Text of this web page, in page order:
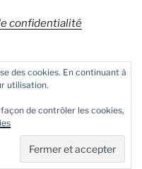
confidentialité
des cookies. En continuant à
utilisation.
de contrôler les cookies,